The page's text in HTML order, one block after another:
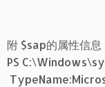
附 $sap的属性信
PS